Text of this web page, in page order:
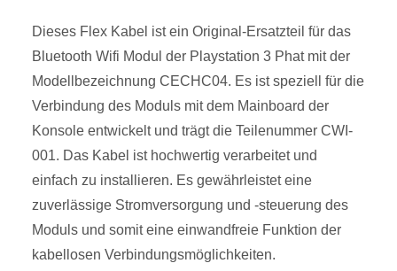
Dieses Flex Kabel ist ein Original-Ersatzteil für das
Bluetooth Wifi Modul der Playstation 3 Phat mit der
Modellbezeichnung CECHC04. Es ist speziell für die
Verbindung des Moduls mit dem Mainboard der
Konsole entwickelt und trägt die Teilenummer CWI-
001. Das Kabel ist hochwertig verarbeitet und
einfach zu installieren. Es gewährleistet eine
zuverlässige Stromversorgung und -steuerung des
Moduls und somit eine einwandfreie Funktion der
kabellosen Verbindungsmöglichkeiten.